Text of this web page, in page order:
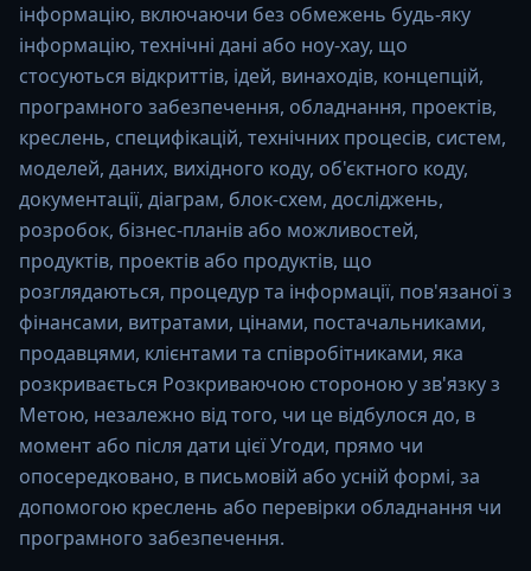
інформацію, включаючи без обмежень будь-яку
інформацію, технічні дані або ноу-хау, що
стосуються відкриттів, ідей, винаходів, концепцій,
програмного забезпечення, обладнання, проектів,
креслень, специфікацій, технічних процесів, систем,
моделей, даних, вихідного коду, об'єктного коду,
документації, діаграм, блок-схем, досліджень,
розробок, бізнес-планів або можливостей,
продуктів, проектів або продуктів, що
розглядаються, процедур та інформації, пов'язаної з
фінансами, витратами, цінами, постачальниками,
продавцями, клієнтами та співробітниками, яка
розкривається Розкриваючою стороною у зв'язку з
Метою, незалежно від того, чи це відбулося до, в
момент або після дати цієї Угоди, прямо чи
опосередковано, в письмовій або усній формі, за
допомогою креслень або перевірки обладнання чи
програмного забезпечення.